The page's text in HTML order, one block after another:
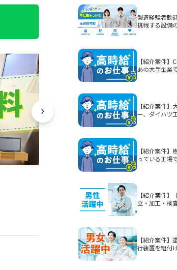
製造経験者歓
挑戦する設備
【紹介案件】
あの大手企業
【紹介案件】
ー、ダイハツ
【紹介案件】
っている工場
【紹介案件】
立・加工・検
【紹介案件】
行装置を組付